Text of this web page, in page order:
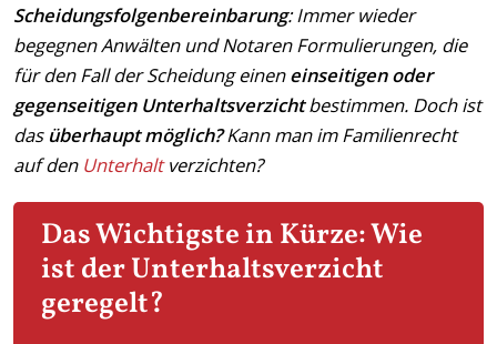
Scheidungsfolgenbereinbarung: Immer wieder
begegnen Anwälten und Notaren Formulierungen, die
für den Fall der Scheidung eineneinseitigen oder
gegenseitigen Unterhaltsverzichtbestimmen. Doch ist
das überhaupt möglich?Kann man im Familienrecht
auf den Unterhaltverzichten?
Das Wichtigste in Kürze: Wie
ist der Unterhaltsverzicht
geregelt?